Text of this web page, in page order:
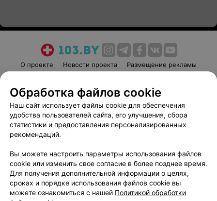
О проекте Новости проекта
Размещение рекламы
Пользовательское соглашение
Способы оплаты
Вакансии
Партнеры
Написать руководителю 103.by
Обработка персональных данных
Обработка файлов cookie
Наш сайт использует файлы cookie для обеспечения
удобства пользователей сайта, его улучшения, сбора
статистики и предоставления персонализированных
рекомендаций.
Вы можете настроить параметры использования файлов
cookie или изменить свое согласие в более позднее время.
Для получения дополнительной информации о целях,
сроках и порядке использования файлов cookie вы
можете ознакомиться с нашей Политикой обработки